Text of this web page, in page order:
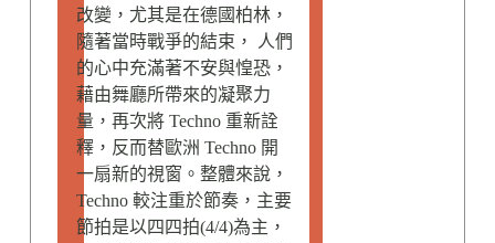
改變，尤其是在德國柏林，
隨著當時戰爭的結束， 人們
的心中充滿著不安與惶恐，
藉由舞廳所帶來的凝聚力
量，再次將 Techno 重新詮
釋，反而替歐洲 Techno 開
一扇新的視窗。整體來說，
Techno 較注重於節奏，主要
節拍是以四四拍(4/4)為主，